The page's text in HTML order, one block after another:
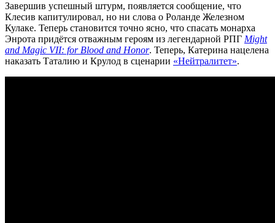
Завершив успешный штурм, появляется сообщение, что
Клесив капитулировал, но ни слова о Роланде Железном
Кулаке. Теперь становится точно ясно, что спасать монарха
Энрота придётся отважным героям из легендарной РПГ Might
and Magic VII: for Blood and Honor. Теперь, Катерина нацелена
наказать Таталию и Крулод в сценарии «Нейтралитет».